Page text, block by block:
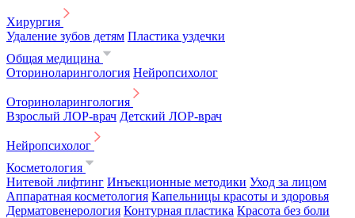
Хирургия
Удаление зубов детям Пластика уздечки
Общая медицина
Оториноларингология Нейропсихолог
Оториноларингология
Взрослый ЛОР-врач Детский ЛОР-врач
Нейропсихолог
Косметология
Нитевой лифтинг Инъекционные методики Уход за лицом
Аппаратная косметология Капельницы красоты и здоровья
Дерматовенерология Контурная пластика Красота без боли